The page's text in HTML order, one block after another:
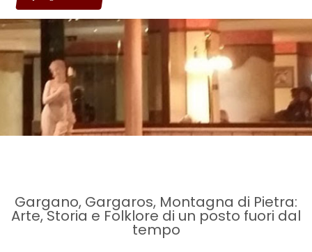
Gargano, Gargaros, Montagna di Pietra:
Arte, Storia e Folklore di un posto fuori dal
tempo